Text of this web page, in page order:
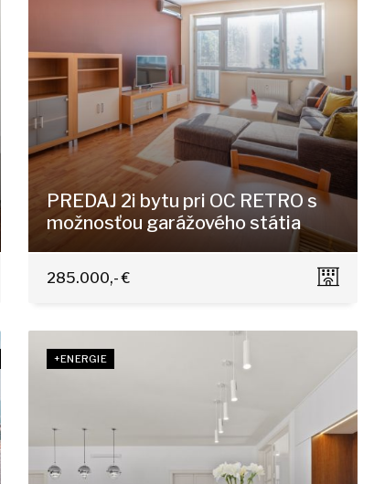
PREDAJ 2i bytu pri OC RETRO s
možnosťou garážového státia
Tomášikova 9, Bratislava - Ružinov
285.000,- €
+ENERGIE